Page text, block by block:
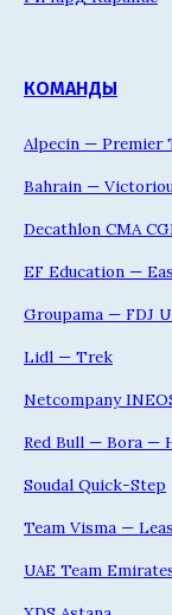
КОМАНДЫ
Alpecin — Premier
Bahrain —
Decathlon CMA
EF Education —
Groupama — FDJ
Lidl — Trek
Netcompany
Red Bull — Bora —
Soudal Quick-Step
Team Visma —
UAE Team